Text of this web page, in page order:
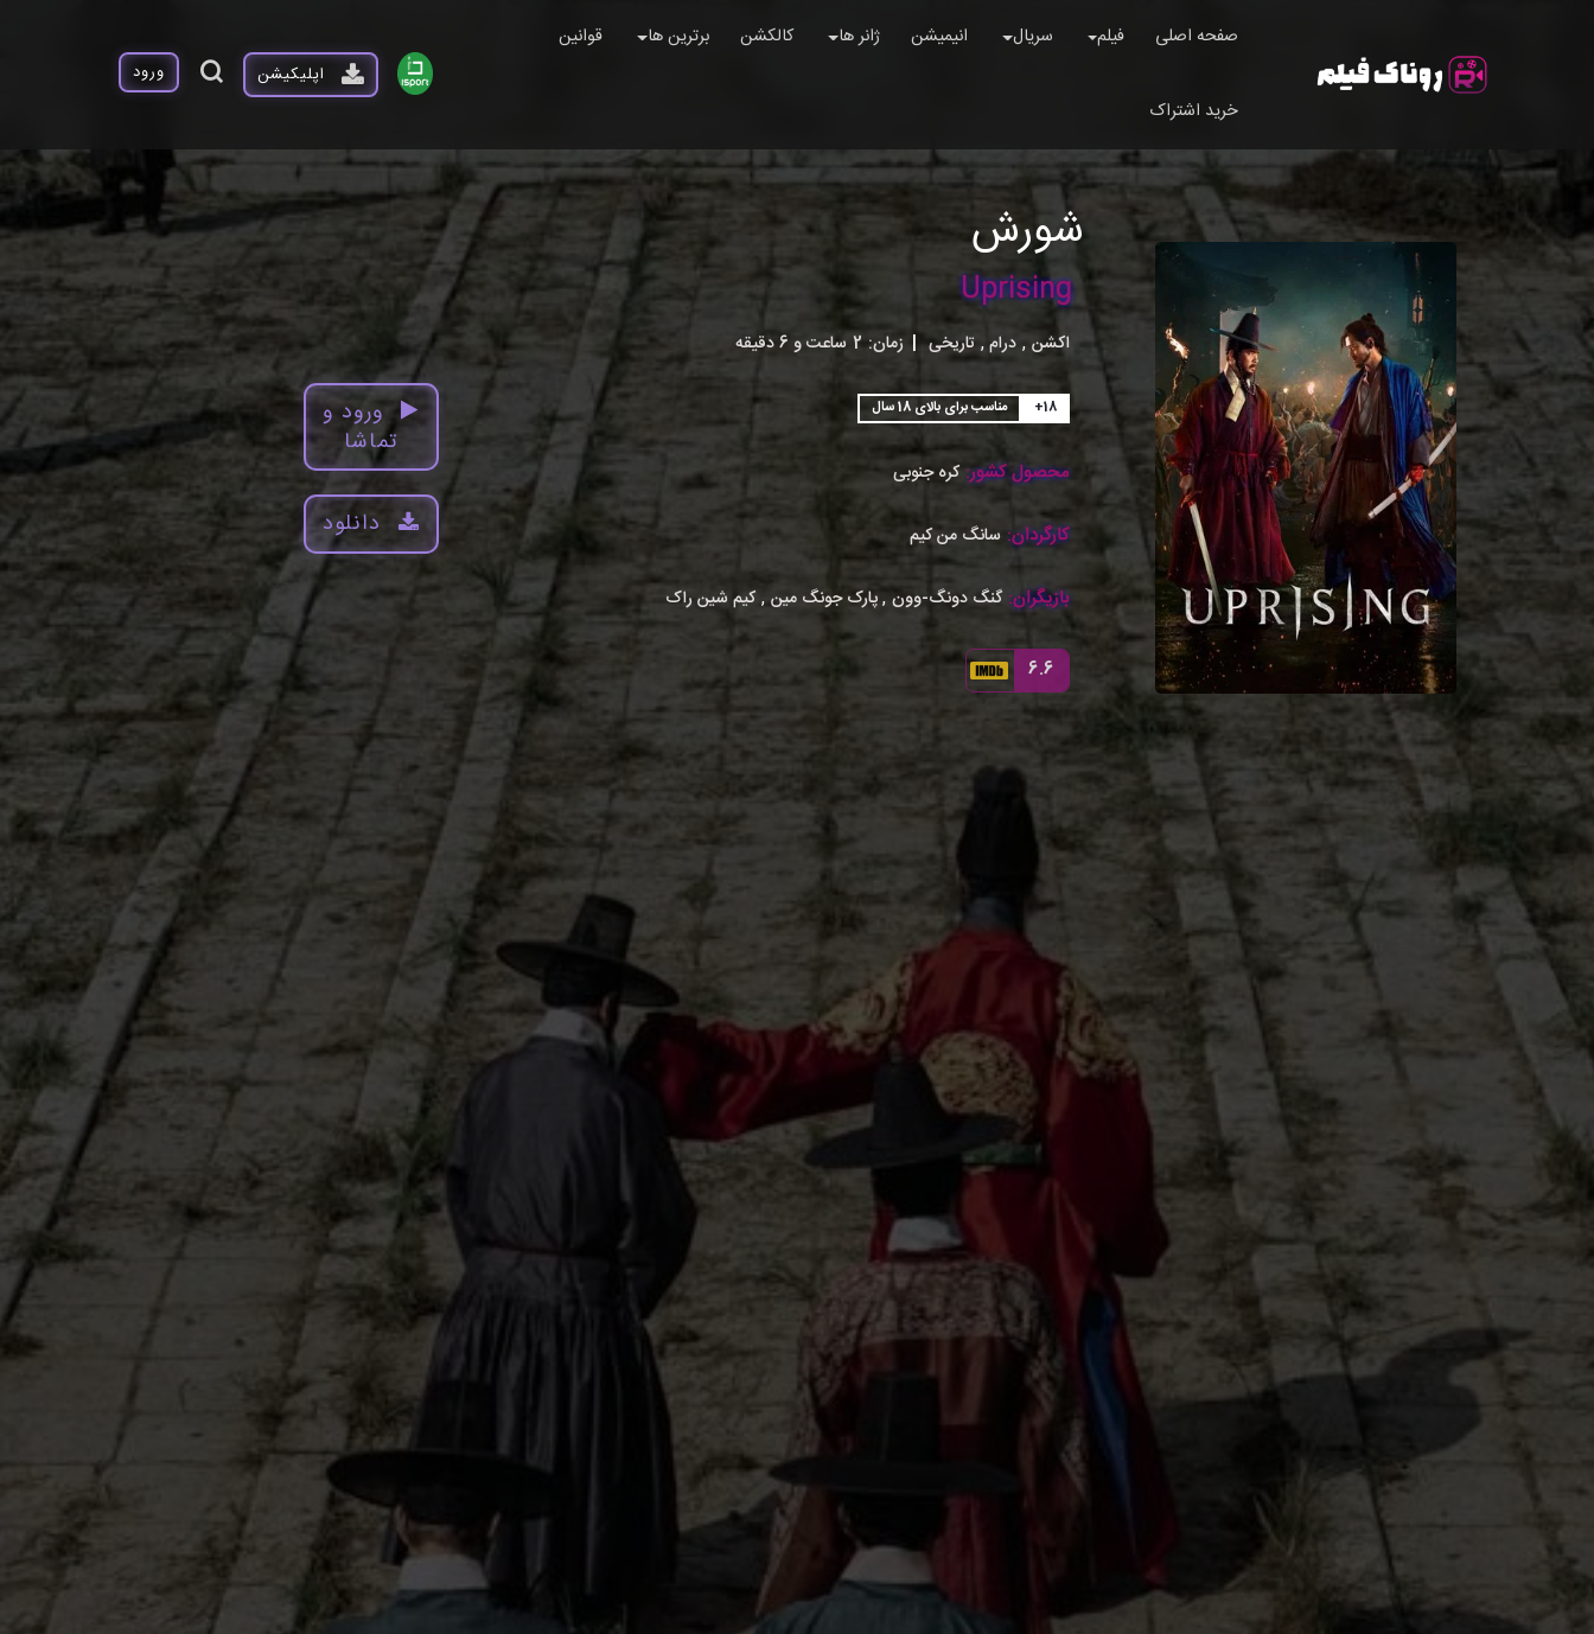
صفحه اصلی فیلم سریال انیمیشن ژانر ها کالکشن برترین ها قوانین
خرید اشتراک
اپلیکیشن ورود
شورش
Uprising
اکشن , درام, تاریخی | زمان: 2ساعت و 6 دقیقه
+18 مناسب برای بالای 18 سال
محصول کشور: کره جنوبی
کارگردان: سانگ من کیم
بازیگران: گنگ دونگ-وون,پارک جونگ مین, کیم شین راک
6.6
ورود و
تماشا
دانلود